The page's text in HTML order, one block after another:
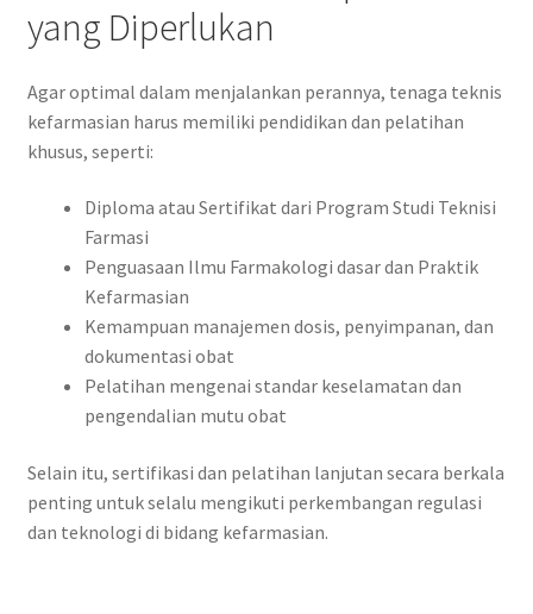
yang Diperlukan
Agar optimal dalam menjalankan perannya, tenaga teknis
kefarmasian harus memiliki pendidikan dan pelatihan
khusus, seperti:
Diploma atau Sertifikat dari Program Studi Teknisi
Farmasi
Penguasaan Ilmu Farmakologi dasar dan Praktik
Kefarmasian
Kemampuan manajemen dosis, penyimpanan, dan
dokumentasi obat
Pelatihan mengenai standar keselamatan dan
pengendalian mutu obat
Selain itu, sertifikasi dan pelatihan lanjutan secara berkala
penting untuk selalu mengikuti perkembangan regulasi
dan teknologi di bidang kefarmasian.